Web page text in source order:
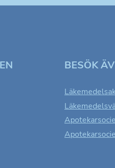
BESÖK